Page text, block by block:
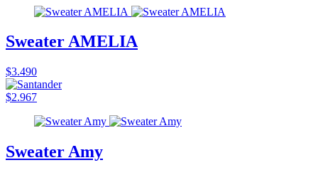
Sweater AMELIA
$3.490
$2.967
Sweater Amy